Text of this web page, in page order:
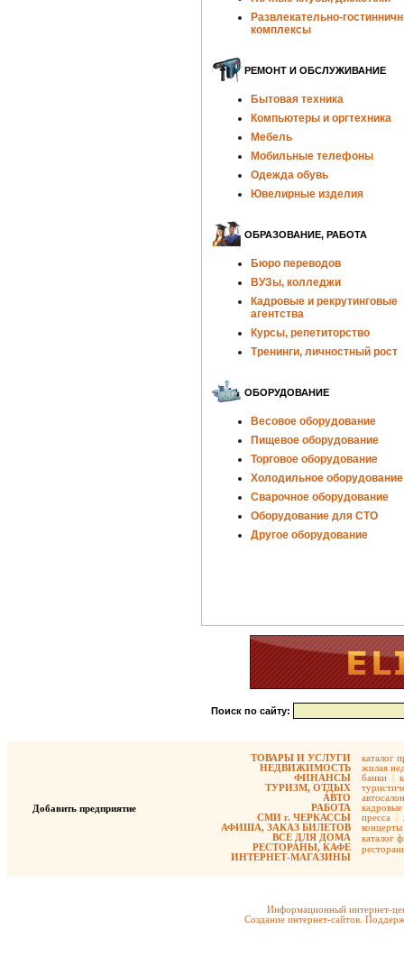
Развлекательно-
комплексы
РЕМОНТ И ОБСЛУЖИВАНИЕ
Бытовая техника
Компьютеры и оргтехника
Мебель
Мобильные телефоны
Одежда обувь
Ювелирные изделия
ОБРАЗОВАНИЕ, РАБОТА
Бюро переводов
ВУЗы, колледжи
Кадровые и рекрутинговые
агентства
Курсы, репетиторство
Тренинги, личностный рост
ОБОРУДОВАНИЕ
Весовое оборудование
Пищевое оборудование
Торговое оборудование
Холодильное оборудование
Сварочное оборудование
Оборудование для СТО
Другое оборудование
Поиск по сайту:
Добавить предприятие
ТОВАРЫ И УСЛУГИ
НЕДВИЖИМОСТЬ
ФИНАНСЫ
ТУРИЗМ, ОТДЫХ
АВТО
РАБОТА
СМИ г. ЧЕРКАССЫ
АФИША, ЗАКАЗ БИЛЕТОВ
ВСЕ ДЛЯ ДОМА
РЕСТОРАНЫ, КАФЕ
ИНТЕРНЕТ-МАГАЗИНЫ
каталог
жилая
банки |
кадровые
пресса |
концерты
каталог
Информационный интернет-
Создание интернет-сайтов.